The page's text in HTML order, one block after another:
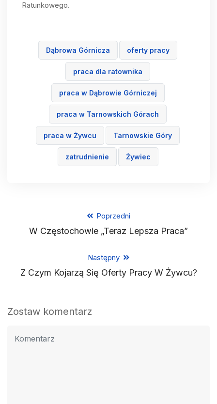
Ratunkowego.
Dąbrowa Górnicza oferty pracy
praca dla ratownika
praca w Dąbrowie Górniczej
praca w Tarnowskich Górach
praca w Żywcu Tarnowskie Góry
zatrudnienie Żywiec
Poprzedni
W Częstochowie „Teraz Lepsza Praca”
Następny
Z Czym Kojarzą Się Oferty Pracy W Żywcu?
Zostaw komentarz